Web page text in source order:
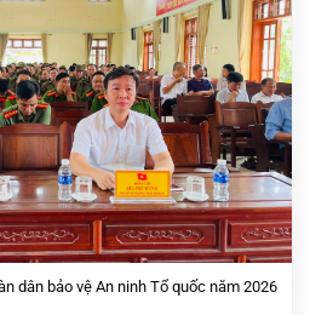
dân bảo vệ An ninh Tổ quốc năm 2026